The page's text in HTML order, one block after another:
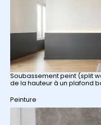
Soubassement peint (split
de la hauteur à un plafond
Par rapport à
Peinture